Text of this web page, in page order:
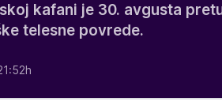
kafani je 30. avgusta
telesne povrede.